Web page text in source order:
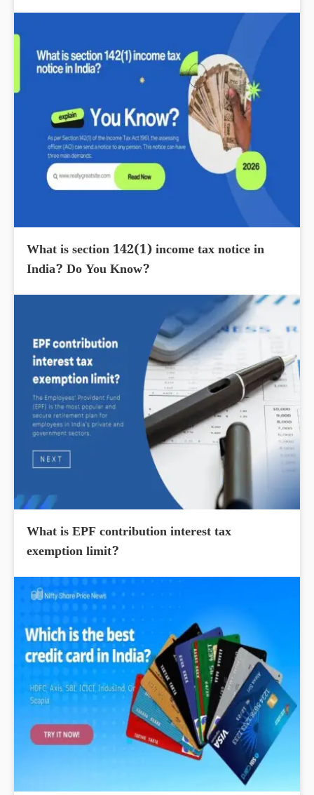
What is section 142(1) income tax notice in
India? Do You Know?
What is EPF contribution interest tax
exemption limit?